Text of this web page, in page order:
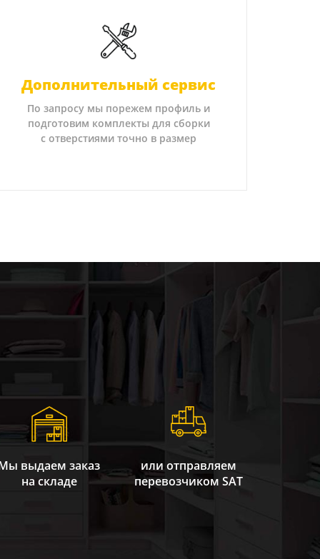
Дополнительный сервис
По запросу мы порежем профиль и
подготовим комплекты для сборки
с отверстиями точно в размер
выдаем заказ
на складе
или отправляем
перевозчиком SAT